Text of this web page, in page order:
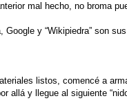
mal hecho, no broma
y “Wikipiedra” son
listos, comencé a
allá y llegue al siguiente